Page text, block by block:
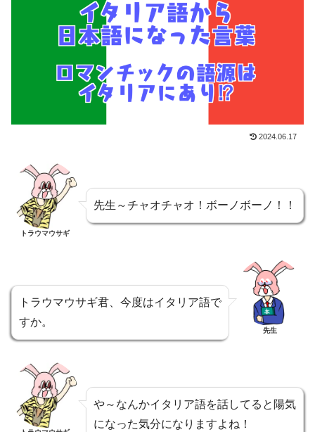
2024.06.17
トラウマウサギ
先生～チャオチャオ！ボーノボーノ！！
トラウマウサギ君、今度はイタリア語で
すか。
先生
や～なんかイタリア語を話してると陽気
になった気分になりますよね！